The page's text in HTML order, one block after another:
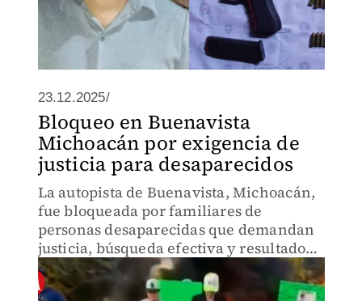
23.12.2025/
Bloqueo en Buenavista
Michoacán por exigencia de
justicia para desaparecidos
La autopista de Buenavista, Michoacán,
fue bloqueada por familiares de
personas desaparecidas que demandan
justicia, búsqueda efectiva y resultados
en las investigaciones oficiales.